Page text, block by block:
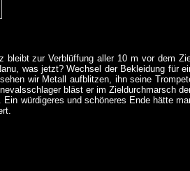
bleibt zur Verblüffung aller 10 m vor dem
was jetzt? Wechsel der Bekleidung für
wir Metall aufblitzen, ihn seine
bläst er im Zieldurchmarsch
würdigeres und schöneres Ende hätte